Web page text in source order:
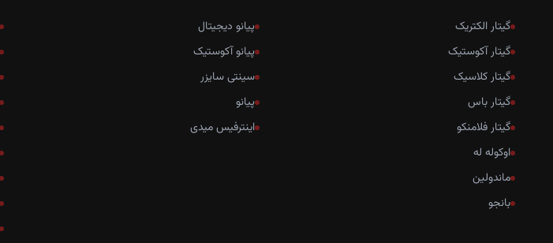
گیتار الکتریک
گیتار آکوستیک
گیتار کلاسیک
گیتار باس
گیتار فلامنکو
اوکوله له
ماندولین
بانجو
پیانو دیجیتال
پیانو آکوستیک
سینتی سایزر
پیانو
اینترفیس میدی